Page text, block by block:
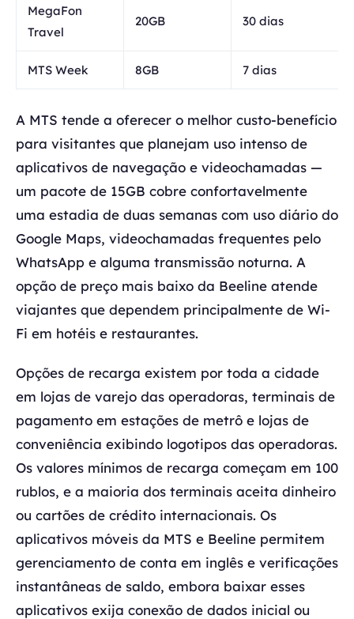
MegaFon
Travel
20GB 30 dias
MTS Week 8GB 7 dias
A MTS tende a oferecer o melhor custo-benefício
para visitantes que planejam uso intenso de
aplicativos de navegação e videochamadas —
um pacote de 15GB cobre confortavelmente
uma estadia de duas semanas com uso diário do
Google Maps, videochamadas frequentes pelo
WhatsApp e alguma transmissão noturna. A
opção de preço mais baixo da Beeline atende
viajantes que dependem principalmente de Wi-
Fi em hotéis e restaurantes.
Opções de recarga existem por toda a cidade
em lojas de varejo das operadoras, terminais de
pagamento em estações de metrô e lojas de
conveniência exibindo logotipos das operadoras.
Os valores mínimos de recarga começam em 100
rublos, e a maioria dos terminais aceita dinheiro
ou cartões de crédito internacionais. Os
aplicativos móveis da MTS e Beeline permitem
gerenciamento de conta em inglês e verificações
instantâneas de saldo, embora baixar esses
aplicativos exija conexão de dados inicial ou